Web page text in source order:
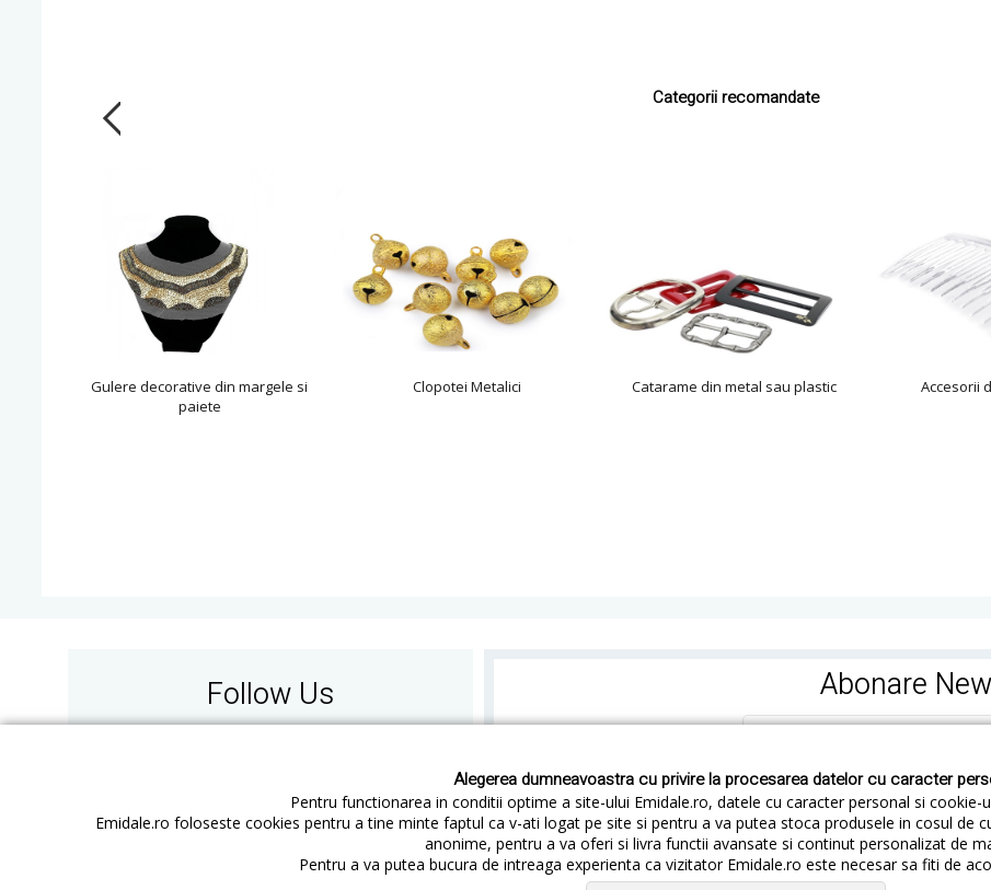
Alegerea dumneavoastra cu privire la procesarea datelor cu caracter
Pentru functionarea in conditii optime a site-ului Emidale.ro, datele cu caracter personal si
Emidale.ro foloseste cookies pentru a tine minte faptul ca v-ati logat pe site si pentru a va putea stoca produsele in cosul de
anonime, pentru a va oferi si livra functii avansate si continut personalizat de
Pentru a va putea bucura de intreaga experienta ca vizitator Emidale.ro este necesar sa fiti de
Categorii recomandate
Gulere decorative din margele si
paiete
Clopotei Metalici Catarame din metal sau plastic Accesorii
Follow Us Abonare
Cum cumperi Cum platesc Cum livram Cum returnezi Termeni si Conditii